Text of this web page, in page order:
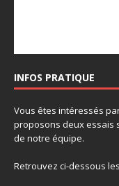
INFOS PRATIQUE
Vous êtes intéressés
proposons deux essais
de notre équipe.
Retrouvez ci-dessous